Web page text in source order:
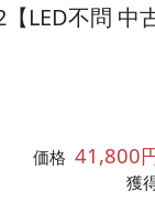
LED不問 中
価格41,800
獲